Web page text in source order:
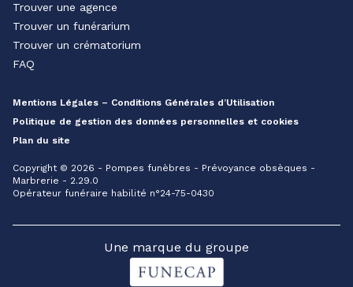
Trouver une agence
Trouver un funérarium
Trouver un crématorium
FAQ
Mentions Légales – Conditions Générales d’Utilisation
Politique de gestion des données personnelles et cookies
Plan du site
Copyright © 2026 - Pompes funèbres - Prévoyance obsèques -
Marbrerie - 2.29.0
Opérateur funéraire habilité n°24-75-0430
Une marque du groupe